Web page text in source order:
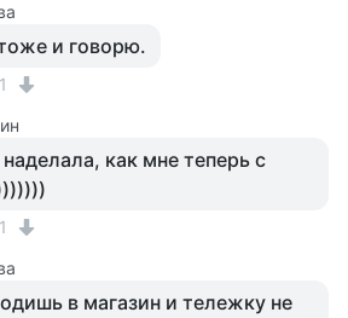
и говорю.
1
как мне теперь с
1
в магазин и тележку не